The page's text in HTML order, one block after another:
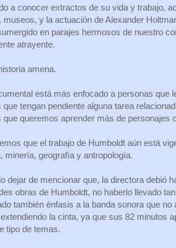
a conocer extractos de su vida y trabajo,
museos, y la actuación de Alexander
en parajes hermosos de nuestro
atrayente.
amena.
está más enfocado a personas que
que tengan pendiente alguna tarea
que queremos aprender más de personajes
que el trabajo de Humboldt aún está
minería, geografía y antropología.
dejar de mencionar que, la directora debió
obras de Humboldt, no haberlo llevado
también énfasis a la banda sonora que no
la cinta, ya que sus 82 minutos
tipo de temas.